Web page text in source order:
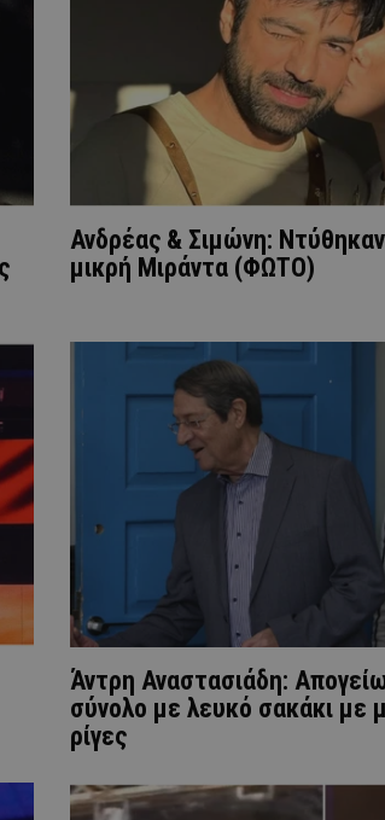
Ανδρέας & Σιμώνη:
μικρή Μιράντα (ΦΩΤΟ)
Άντρη Αναστασιάδη:
σύνολο με λευκό σακάκι με
ρίγες